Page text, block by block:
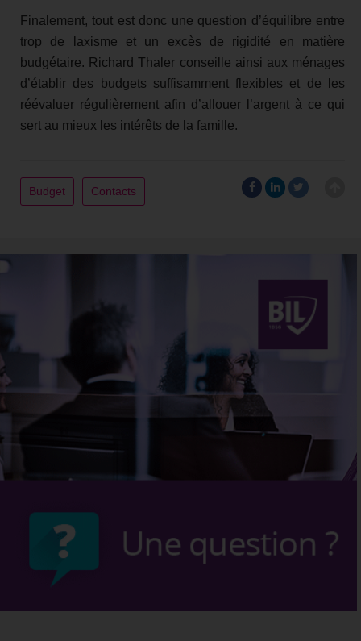
Finalement, tout est donc une question d’équilibre entre
trop de laxisme et un excès de rigidité en matière
budgétaire. Richard Thaler conseille ainsi aux ménages
d’établir des budgets suffisamment flexibles et de les
réévaluer régulièrement afin d’allouer l’argent à ce qui
sert au mieux les intérêts de la famille.
Budget Contacts